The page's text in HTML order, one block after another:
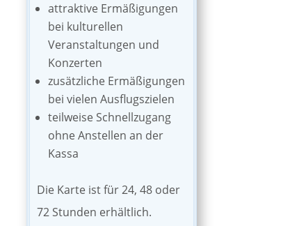
attraktive Ermäßigungen
bei kulturellen
Veranstaltungen und
Konzerten
zusätzliche Ermäßigungen
bei vielen Ausflugszielen
teilweise Schnellzugang
ohne Anstellen an der
Kassa
Die Karte ist für 24, 48 oder
72 Stunden erhältlich.